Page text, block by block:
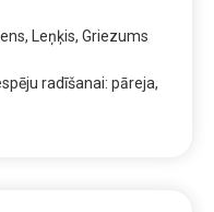
Leņķis, Griezums
radīšanai: pāreja,